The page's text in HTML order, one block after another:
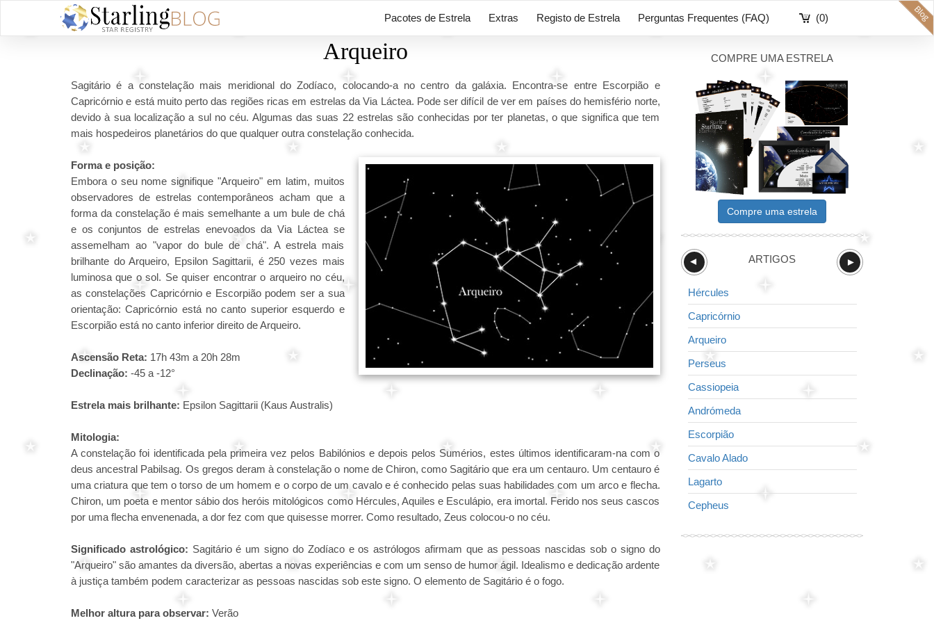
(0)
Pacotes de Estrela Extras Registo de Estrela Perguntas Frequentes (FAQ)
Arqueiro
Sagitário é a constelação mais meridional do Zodíaco, colocando-a no centro da galáxia. Encontra-se entre Escorpião e
Capricórnio e está muito perto das regiões ricas em estrelas da Via Láctea. Pode ser difícil de ver em países do hemisfério norte,
devido à sua localização a sul no céu. Algumas das suas 22 estrelas são conhecidas por ter planetas, o que significa que tem
mais hospedeiros planetários do que qualquer outra constelação conhecida.
Forma e posição:
Embora o seu nome signifique "Arqueiro" em latim, muitos
observadores de estrelas contemporâneos acham que a
forma da constelação é mais semelhante a um bule de chá
e os conjuntos de estrelas enevoados da Via Láctea se
assemelham ao "vapor do bule de chá". A estrela mais
brilhante do Arqueiro, Epsilon Sagittarii, é 250 vezes mais
luminosa que o sol. Se quiser encontrar o arqueiro no céu,
as constelações Capricórnio e Escorpião podem ser a sua
orientação: Capricórnio está no canto superior esquerdo e
Escorpião está no canto inferior direito de Arqueiro.
Ascensão Reta: 17h 43m a 20h 28m
Declinação: -45 a -12°
Estrela mais brilhante: Epsilon Sagittarii (Kaus Australis)
Mitologia:
A constelação foi identificada pela primeira vez pelos Babilónios e depois pelos Sumérios, estes últimos identificaram-na com o
deus ancestral Pabilsag. Os gregos deram à constelação o nome de Chiron, como Sagitário que era um centauro. Um centauro é
uma criatura que tem o torso de um homem e o corpo de um cavalo e é conhecido pelas suas habilidades com um arco e flecha.
Chiron, um poeta e mentor sábio dos heróis mitológicos como Hércules, Aquiles e Esculápio, era imortal. Ferido nos seus cascos
por uma flecha envenenada, a dor fez com que quisesse morrer. Como resultado, Zeus colocou-o no céu.
Significado astrológico: Sagitário é um signo do Zodíaco e os astrólogos afirmam que as pessoas nascidas sob o signo do
"Arqueiro" são amantes da diversão, abertas a novas experiências e com um senso de humor ágil. Idealismo e dedicação ardente
à justiça também podem caracterizar as pessoas nascidas sob este signo. O elemento de Sagitário é o fogo.
Melhor altura para observar: Verão
COMPRE UMA ESTRELA
Compre uma estrela
ARTIGOS ►
►
Hércules
Capricórnio
Arqueiro
Perseus
Cassiopeia
Andrómeda
Escorpião
Cavalo Alado
Lagarto
Cepheus